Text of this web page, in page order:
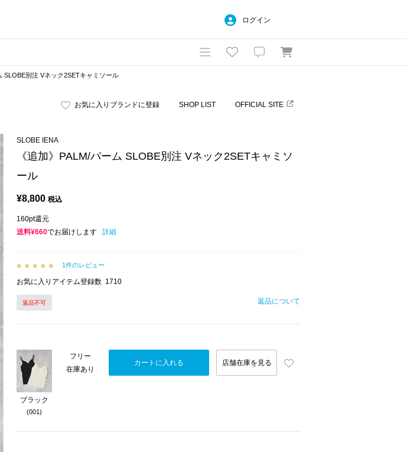
ログイン
SLOBE別注 Vネック2SETキャミソール
お気に入りブランドに登録 SHOP LIST OFFICIAL SITE
SLOBE IENA
《追加》PALM/パーム SLOBE別注 Vネック2SETキャミソ
ール
¥8,800 税込
160pt還元
送料¥660でお届けします 詳細
1件のレビュー
お気に入りアイテム登録数 1710
返品不可 返品について
ブラック
(001)
フリー
在庫あり
カートに入れる 店舗在庫を見る